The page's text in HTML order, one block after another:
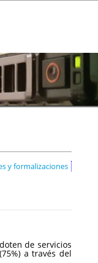
y formalizaciones
de servicios
a través del